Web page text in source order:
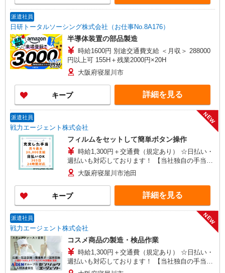
派遣社員
日研トータルソーシング株式会社（お仕事No.8A176）
半導体装置の部品製造
時給1600円 別途交通費支給 ＜月収＞ 288000
円以上可 155H＋残業2000円×20H
大阪府寝屋川市
キープ 詳細を見る
派遣社員
戦力エージェント株式会社
NEW
フィルムをセットして簡単ボタン操作
時給1,300円＋交通費（規定あり） ☆日払い・
週払いも対応しております！ 【当社独自の手当
↓】 世帯主手当（3,000円〜）、家族手当（配偶
者1万円、お子様一人5,000円）あり
大阪府寝屋川市池田
キープ 詳細を見る
派遣社員
戦力エージェント株式会社
NEW
コスメ商品の製造・検品作業
時給1,300円＋交通費（規定あり） ☆日払い・
週払いも対応しております！ 【当社独自の手当
↓】 世帯主手当（3,000円〜）、家族手当（配偶